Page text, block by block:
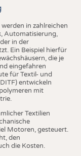
in zahlreichen
Automatisierung,
in der
Ein Beispiel hierfür
die je
eingefahren
für Textil- und
entwickeln
mit
Textilien
Motoren, gesteuert.
den
die Kosten.